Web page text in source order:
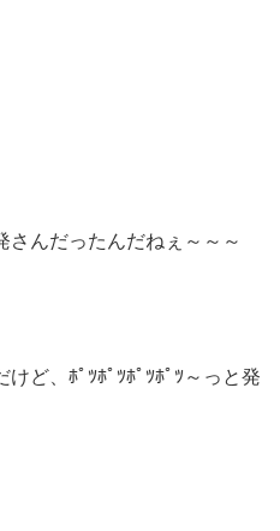
さんだったんだねぇ～～～
ど、ﾎﾟﾂﾎﾟﾂﾎﾟﾂﾎﾟﾂ～っと発